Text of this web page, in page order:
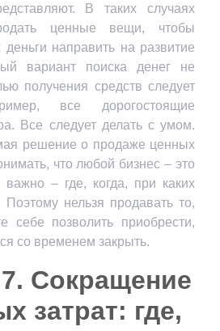
В таких случаях
ценные вещи, чтобы
направить на развитие
вариант поиска денег не
получения средств следует
все дорогостоящие
Все следует делать с умом.
решение о продаже ценных
что любой бизнес – это
– где, когда, при каких
Поэтому нельзя продавать то,
себе позволить приобрести,
со временем закрыть.
Сокращение
затрат: где,